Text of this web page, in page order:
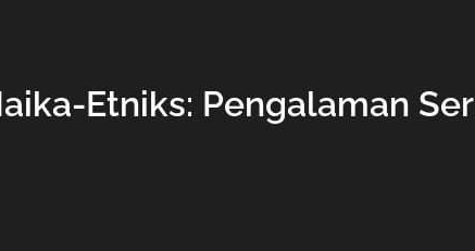
Etniks: Pengalaman